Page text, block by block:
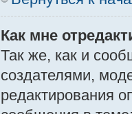
Как мне
Так же, как и
создателями,
редактирования